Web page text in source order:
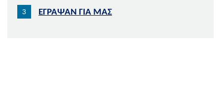
ΕΓΡΑΨΑΝ ΓΙΑ ΜΑΣ